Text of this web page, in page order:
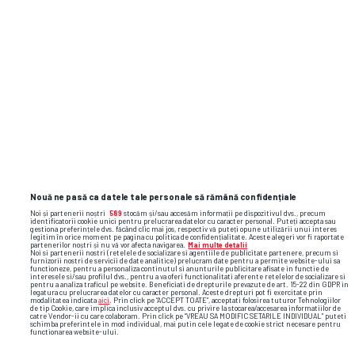
Foto18/45
Nouă ne pasă ca datele tale personale să rămână confidențiale
Noi și partenerii noștri 589 stocăm și/sau accesăm informații pe dispozitivul dvs., precum
identificatorii cookie unici pentru prelucrarea datelor cu caracter personal. Puteți accepta sau
gestiona preferințele dvs. făcând clic mai jos, respectiv vă puteți opune utilizării unui interes
legitim în orice moment pe pagina cu politica de confidențialitate. Aceste alegeri vor fi raportate
partenerilor noștri și nu vă vor afecta navigarea. Mai multe detalii
Noi si partenerii nostri (retelele de socializare si agentiile de publicitate partenere, precum si
furnizorii nostri de servicii de date analitice) prelucram date pentru a permite website-ului sa
functioneze, pentru a personaliza continutul si anunturile publicitare afisate in functie de
interesele si/sau profilul dvs., pentru a va oferi functionalitati aferente retelelor de socializare si
pentru a analiza traficul pe website. Beneficiati de drepturile prevazute de art. 15-22 din GDPR in
legatura cu prelucrarea datelor cu caracter personal. Aceste drepturi pot fi exercitate prin
modalitatea indicataaici
. Prin click pe “ACCEPT TOATE”, acceptati folosirea tuturor Tehnologiilor
de tip Cookie, care implica inclusiv acceptul dvs. cu privire la stocarea/accesarea informatiilor de
catre Vendor-ii cu care colaboram. Prin click pe “VREAU SA MODIFIC SETARILE INDIVIDUAL” puteti
schimba preferintele in mod individual, mai putin cele legate de cookie strict necesare pentru
functionarea website-ului.